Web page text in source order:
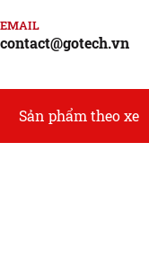
EMAIL
contact@gotech.vn
Sản phẩm theo xe